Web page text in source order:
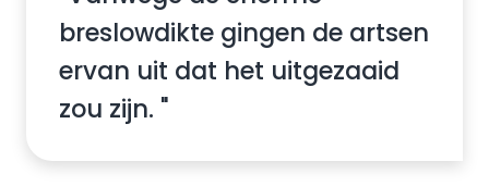
breslowdikte gingen de artsen
ervan uit dat het uitgezaaid
zou zijn. "